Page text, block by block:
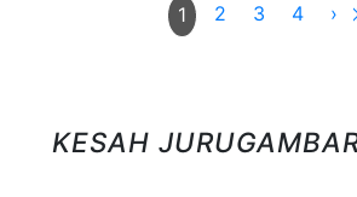
1 2 3 4 ›
KESAH